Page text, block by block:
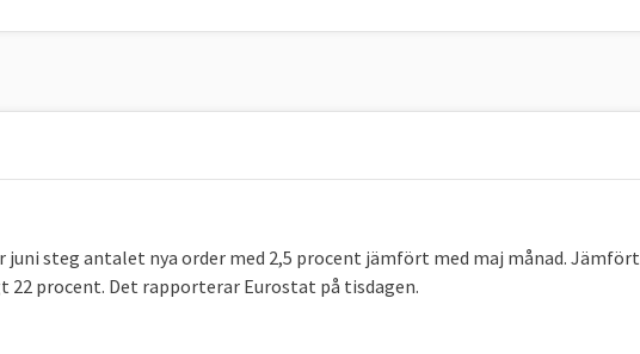
steg antalet nya order med 2,5 procent jämfört med maj månad. Jämfört
22 procent. Det rapporterar Eurostat på tisdagen.